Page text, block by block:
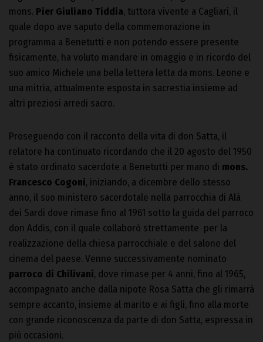
mons. Pier Giuliano Tiddia, tuttora vivente a Cagliari, il
quale dopo ave saputo della commemorazione in
programma a Benetutti e non potendo essere presente
fisicamente, ha voluto mandare in omaggio e in ricordo del
suo amico Michele una bella lettera letta da mons. Leone e
una mitria, attualmente esposta in sacrestia insieme ad
altri preziosi arredi sacro.
Proseguendo con il racconto della vita di don Satta, il
relatore ha continuato ricordando che il 20 agosto del 1950
è stato ordinato sacerdote a Benetutti per mano di mons.
Francesco Cogoni, iniziando, a dicembre dello stesso
anno, il suo ministero sacerdotale nella parrocchia di Alà
dei Sardi dove rimase fino al 1961 sotto la guida del parroco
don Addis, con il quale collaborò strettamente per la
realizzazione della chiesa parrocchiale e del salone del
cinema del paese. Venne successivamente nominato
parroco di Chilivani, dove rimase per 4 anni, fino al 1965,
accompagnato anche dalla nipote Rosa Satta che gli rimarrà
sempre accanto, insieme al marito e ai figli, fino alla morte
con grande riconoscenza da parte di don Satta, espressa in
più occasioni.